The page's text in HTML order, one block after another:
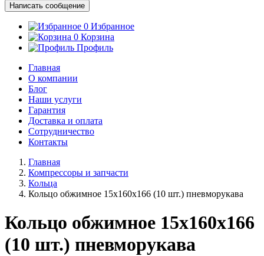
Написать сообщение
0 Избранное
0 Корзина
Профиль
Главная
О компании
Блог
Наши услуги
Гарантия
Доставка и оплата
Сотрудничество
Контакты
Главная
Компрессоры и запчасти
Кольца
Кольцо обжимное 15х160х166 (10 шт.) пневморукава
Кольцо обжимное 15х160х166
(10 шт.) пневморукава